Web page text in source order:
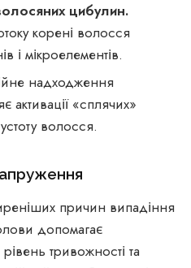
цибулин.
корені волосся
і мікроелементів.
надходження
«сплячих»
волосся.
причин випадіння
допомагає
тривожності та